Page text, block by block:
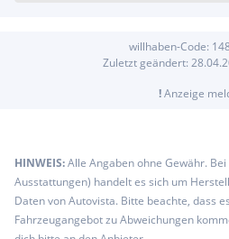
willhaben-Code:
Zuletzt geändert:
!Anzeige
HINWEIS:Alle Angaben ohne Gewähr.
Ausstattungen) handelt es sich um
Daten von Autovista. Bitte beachte, dass
Fahrzeugangebot zu Abweichungen